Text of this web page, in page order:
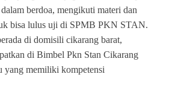
berdoa, mengikuti materi dan
bisa lulus uji di SPMB PKN STAN.
di domisili cikarang barat,
di Bimbel Pkn Stan Cikarang
yang memiliki kompetensi